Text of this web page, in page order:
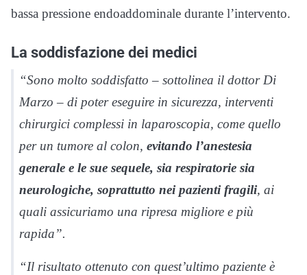
bassa pressione endoaddominale durante l’intervento.
La soddisfazione dei medici
“Sono molto soddisfatto – sottolinea il dottor Di
Marzo – di poter eseguire in sicurezza, interventi
chirurgici complessi in laparoscopia, come quello
per un tumore al colon, evitando l’anestesia
generale e le sue sequele, sia respiratorie sia
neurologiche, soprattutto nei pazienti fragili, ai
quali assicuriamo una ripresa migliore e più
rapida”.
“Il risultato ottenuto con quest’ultimo paziente è